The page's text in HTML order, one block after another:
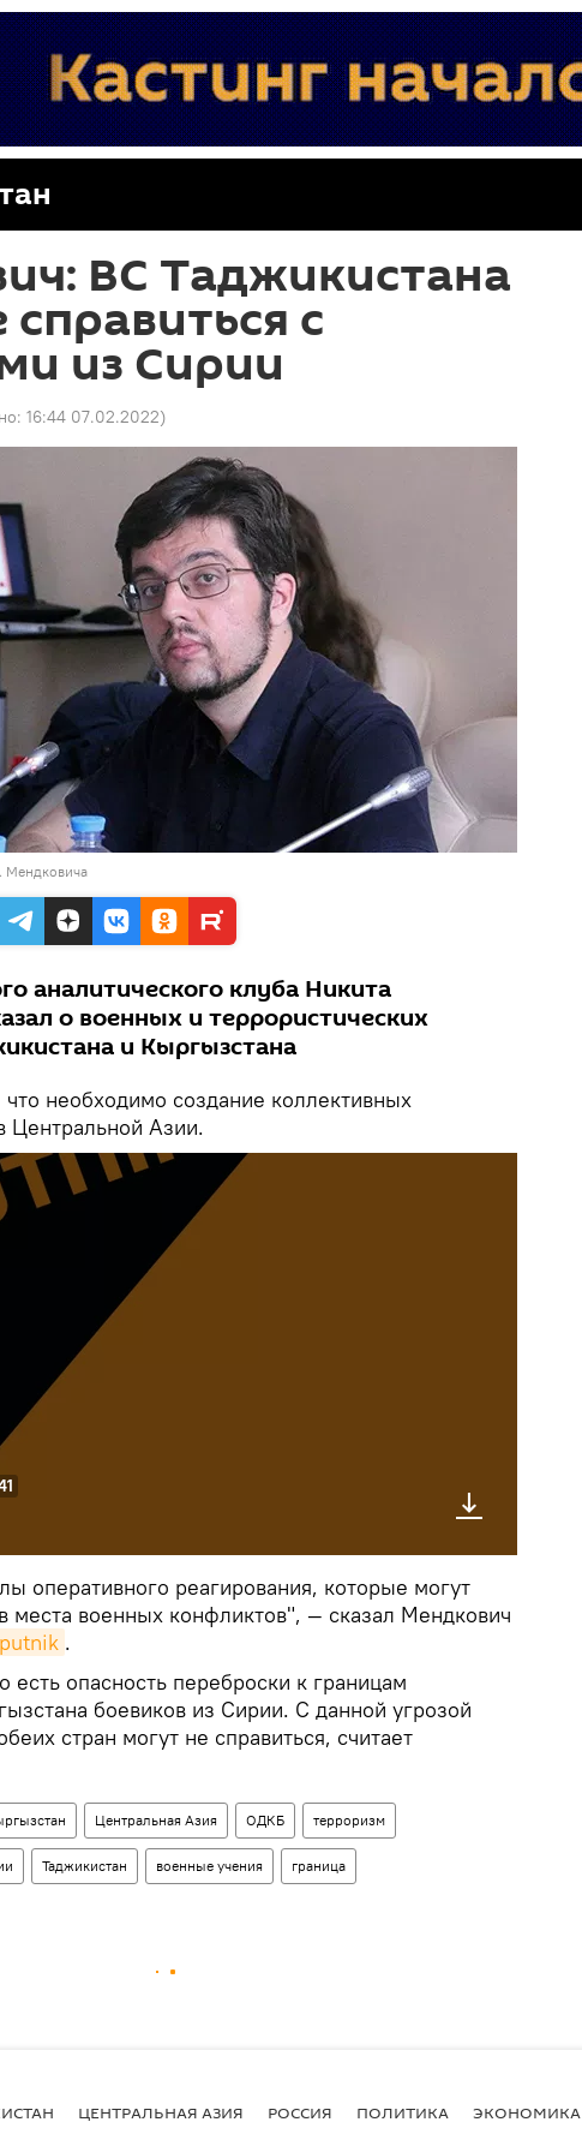
ВС Таджикистана
с
из Сирии
16:44 07.02.2022)
Мендковича
аналитического клуба Никита
о военных и террористических
и Кыргызстана
необходимо создание коллективных
Центральной Азии.
оперативного реагирования, которые могут
военных конфликтов", — сказал Мендкович
.
есть опасность переброски к границам
боевиков из Сирии. С данной угрозой
стран могут не справиться, считает
Центральная Азия ОДКБ терроризм
Таджикистан военные учения граница
ЦЕНТРАЛЬНАЯ АЗИЯ РОССИЯ ПОЛИТИКА ЭКОНОМИКА